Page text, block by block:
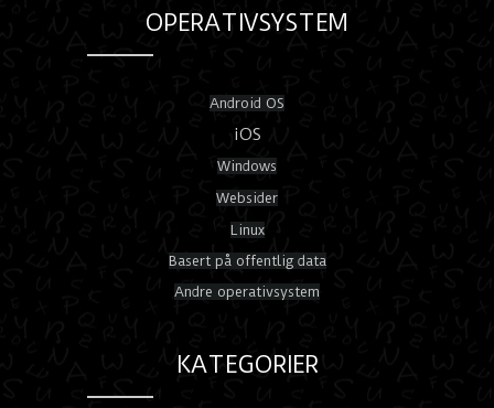
OPERATIVSYSTEM
Android OS
iOS
Windows
Websider
Linux
Basert på offentlig data
Andre operativsystem
KATEGORIER